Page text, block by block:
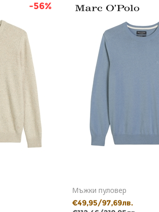
-56%
Мъжки пуловер
€49,95/97,69лв.